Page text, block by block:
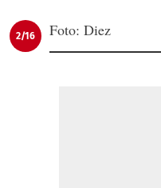
2/16 Foto: Diez